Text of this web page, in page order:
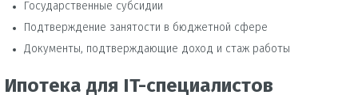
Государственные субсидии
Подтверждение занятости в бюджетной сфере
Документы, подтверждающие доход и стаж работы
Ипотека для IT-специалистов